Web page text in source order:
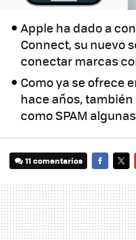
Apple ha dado a
Connect, su nuevo
conectar marcas
Como ya se ofrece
hace años,
como SPAM
11 comentarios